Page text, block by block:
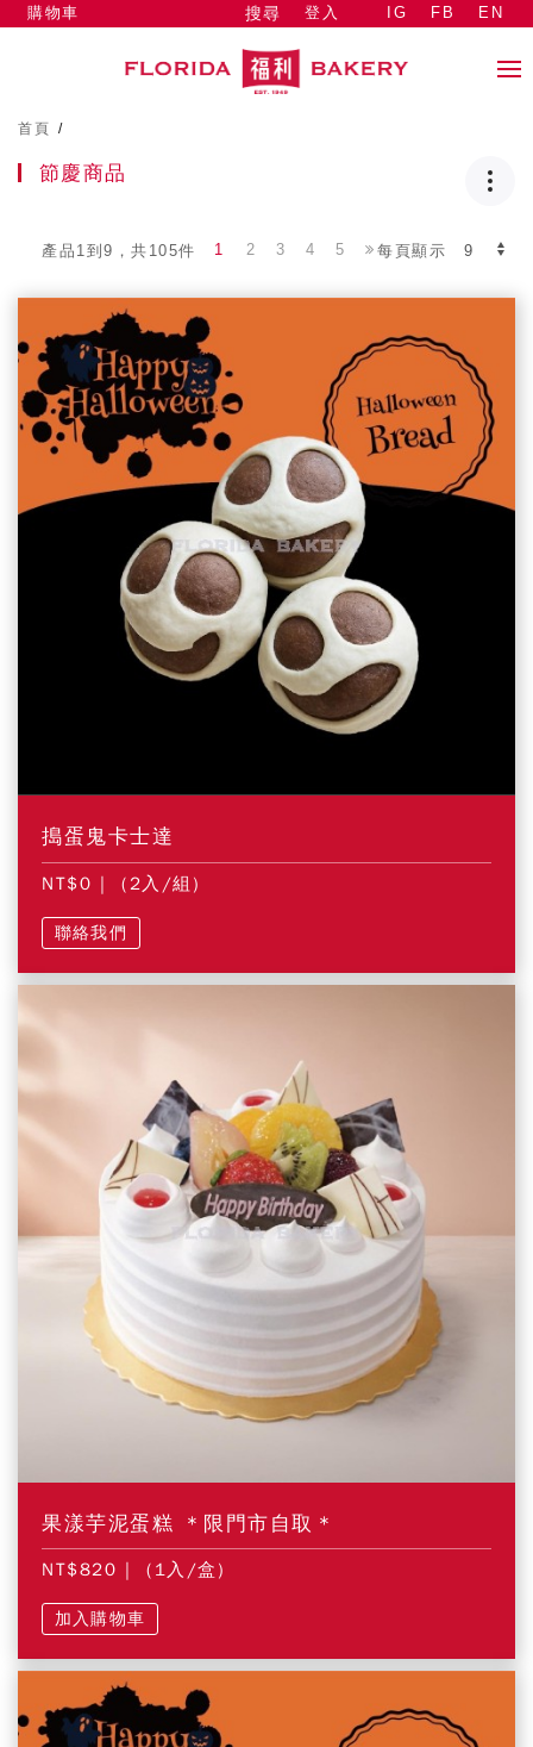
搜尋 登入
購物車 IG FB EN
首頁 /
節慶商品
產品1到9，共105件 每頁顯示
1 2 3 4 5
搗蛋鬼卡士達
NT$0 | (2入/組)
聯絡我們
果漾芋泥蛋糕 ＊限門市自取＊
NT$820 | (1入/盒)
加入購物車